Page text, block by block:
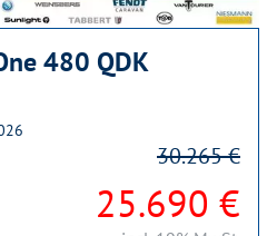
480 QDK
25.690 €
30.265 €